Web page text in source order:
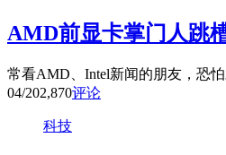
AMD前显卡掌门人跳
常看AMD、Intel新闻的朋友，恐
04/202,870评论
科技